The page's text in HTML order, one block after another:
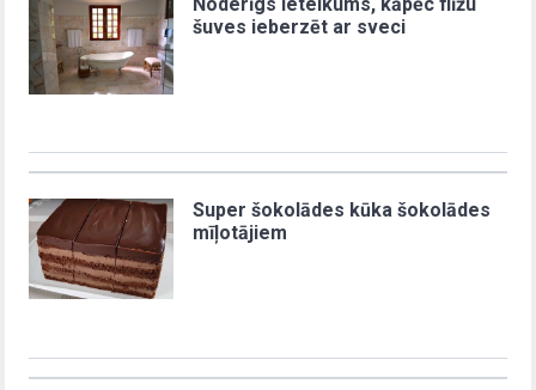
šuves ieberzēt ar sveci
Super šokolādes kūka šokolādes
mīļotājiem